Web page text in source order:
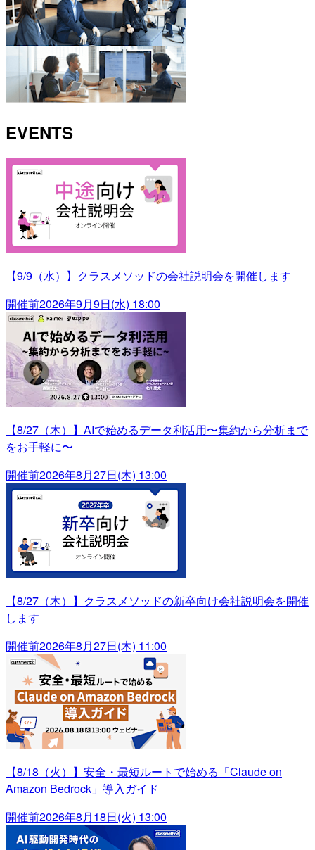
EVENTS
【9/9（水）】クラスメソッドの会社説明会を開催します
開催前2026年9月9日(水) 18:00
【8/27（木）】AIで始めるデータ利活用〜集約から分析まで
をお手軽に〜
開催前2026年8月27日(木) 13:00
【8/27（木）】クラスメソッドの新卒向け会社説明会を開催
します
開催前2026年8月27日(木) 11:00
【8/18（火）】安全・最短ルートで始める「Claude on
Amazon Bedrock」導入ガイド
開催前2026年8月18日(火) 13:00